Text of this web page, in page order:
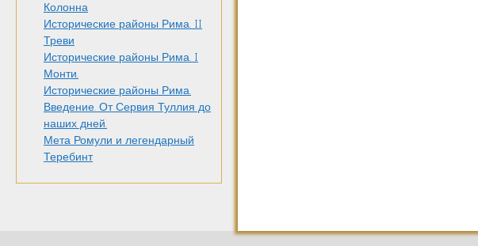
Колонна
Исторические районы Рима. II
Треви
Исторические районы Рима. I
Монти.
Исторические районы Рима.
Введение. От Сервия Туллия до
наших дней.
Мета Ромули и легендарный
Теребинт